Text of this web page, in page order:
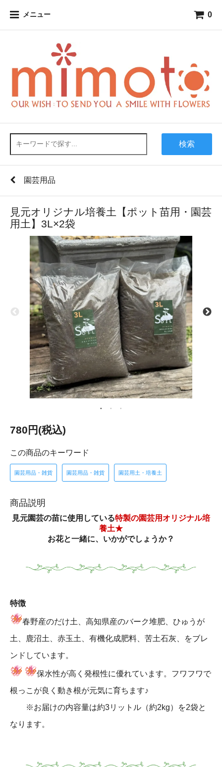
メニュー 0
検索
園芸用品
見元オリジナル培養土【ポット苗用・園芸
用土】3L×2袋
780円(税込)
この商品のキーワード
園芸用品・雑貨 園芸用品・雑貨 園芸用土・培養土
商品説明
見元園芸の苗に使用している特製の園芸用オリジナル培
養土★
お花と一緒に、いかがでしょうか？
特徴
春野産のだけ土、高知県産のバーク堆肥、ひゅうが
土、鹿沼土、赤玉土、有機化成肥料、苦土石灰、をブレ
ンドしています。
保水性が高く発根性に優れています。フワフワで
根っこが良く動き根が元気に育ちます♪
※お届けの内容量は約3リットル（約2kg）を2袋と
なります。